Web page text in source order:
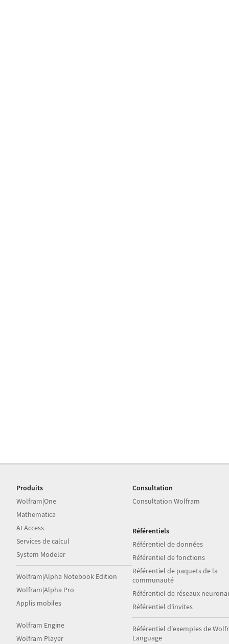
Produits
Wolfram|One
Mathematica
AI Access
Services de calcul
System Modeler
Wolfram|Alpha Notebook Edition
Wolfram|Alpha Pro
Applis mobiles
Wolfram Engine
Wolfram Player
Consultation
Consultation Wolfram
Référentiels
Référentiel de données
Référentiel de fonctions
Référentiel de paquets de la
communauté
Référentiel de réseaux
Référentiel d'invites
Référentiel d'exemples de
Language